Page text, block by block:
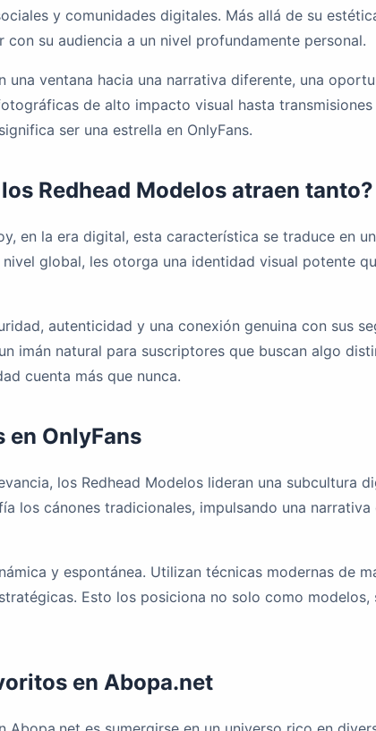
y comunidades digitales. Más allá de su
su audiencia a un nivel profundamente personal.
ventana hacia una narrativa diferente, una
de alto impacto visual hasta
ser una estrella en OnlyFans.
Redhead Modelos atraen tanto?
en la era digital, esta característica se traduce en
global, les otorga una identidad visual potente
autenticidad y una conexión genuina con sus
imán natural para suscriptores que buscan algo
cuenta más que nunca.
OnlyFans
los Redhead Modelos lideran una subcultura
los cánones tradicionales, impulsando una
y espontánea. Utilizan técnicas modernas de
Esto los posiciona no solo como
en Abopa.net